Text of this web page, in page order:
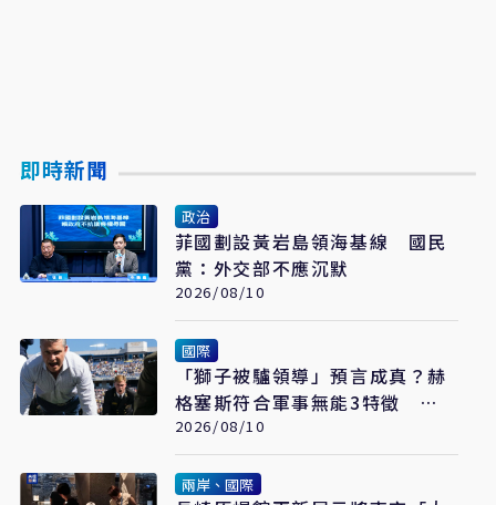
即時新聞
政治
菲國劃設黃岩島領海基線 國民
黨：外交部不應沉默
2026/08/10
國際
「獅子被驢領導」預言成真？赫
格塞斯符合軍事無能3特徵
《軍事無能心理學》半世紀後受
矚目
2026/08/10
兩岸、國際